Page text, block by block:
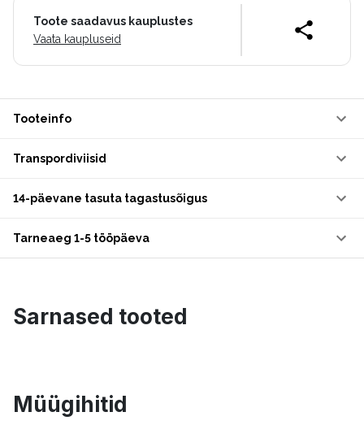
Toote saadavus kauplustes
Vaata kaupluseid
Tooteinfo
Transpordiviisid
14-päevane tasuta tagastusõigus
Tarneaeg 1-5 tööpäeva
Sarnased tooted
Müügihitid